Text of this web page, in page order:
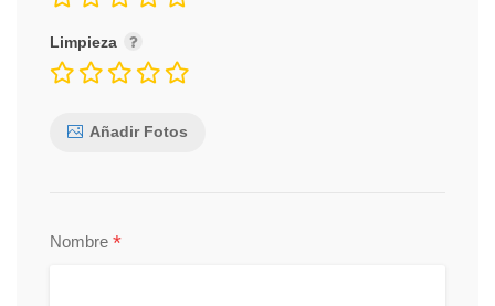
Limpieza
Añadir Fotos
Nombre *